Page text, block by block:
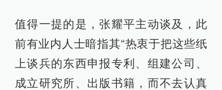
值得一提的是，张耀平主动谈及，此
前有业内人士暗指其“热衷于把这些纸
上谈兵的东西申报专利、组建公司、
成立研究所、出版书籍，而不去认真